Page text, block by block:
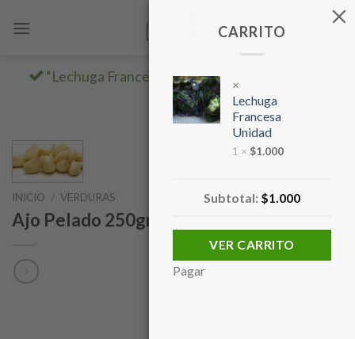
CARRITO
×
Lechuga
Francesa
Unidad
1 × $1.000
Subtotal: $1.000
VER CARRITO
Pagar
“Lechuga Francesa Unidad” se ha añadido a tu
carrito.
INICIO / VERDURAS
Ajo Pelado 250gr.